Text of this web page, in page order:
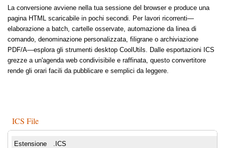
La conversione avviene nella tua sessione del browser e produce una
pagina HTML scaricabile in pochi secondi. Per lavori ricorrenti—
elaborazione a batch, cartelle osservate, automazione da linea di
comando, denominazione personalizzata, filigrane o archiviazione
PDF/A—esplora gli strumenti desktop CoolUtils. Dalle esportazioni ICS
grezze a un'agenda web condivisibile e raffinata, questo convertitore
rende gli orari facili da pubblicare e semplici da leggere.
ICS File
Estensione .ICS